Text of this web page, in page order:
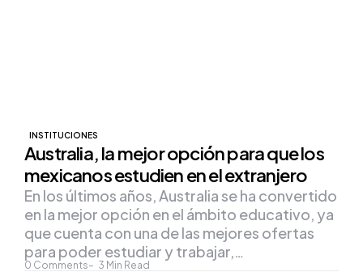
INSTITUCIONES
Australia, la mejor opción para que los
mexicanos estudien en el extranjero
0 Comments 3 Min Read
En los últimos años, Australia se ha convertido
en la mejor opción en el ámbito educativo, ya
que cuenta con una de las mejores ofertas
para poder estudiar y trabajar,…